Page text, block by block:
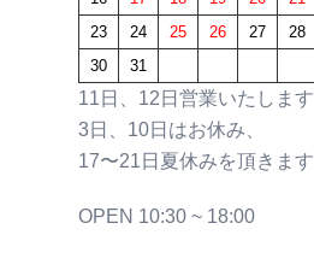
23
24 25 26 27 28
30
31
11日、12日営業いたします
3日、10日はお休み、
17〜21日夏休みを頂きます
OPEN 10:30 ~ 18:00